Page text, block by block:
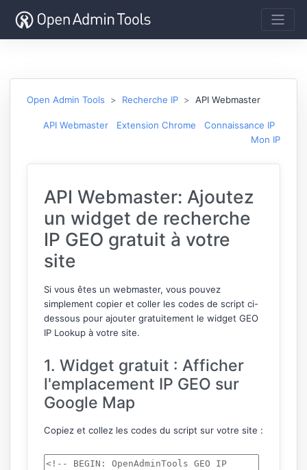
Open Admin Tools Recherche IP API Webmaster
API Webmaster Extension Chrome
Connaissance IP
Mon IP
API Webmaster: Ajoutez
un widget de recherche
IP GEO gratuit à votre
site
Si vous êtes un webmaster, vous pouvez
simplement copier et coller les codes de script ci-
dessous pour ajouter gratuitement le widget GEO
IP Lookup à votre site.
1. Widget gratuit : Afficher
l'emplacement IP GEO sur
Google Map
Copiez et collez les codes du script sur votre site :